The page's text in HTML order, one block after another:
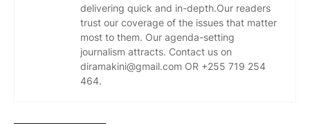
delivering quick and in-depth.Our readers
trust our coverage of the issues that matter
most to them. Our agenda-setting
journalism attracts. Contact us on
diramakini@gmail.com OR +255 719 254
464.